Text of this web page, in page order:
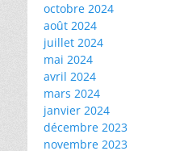
octobre 2024
août 2024
juillet 2024
mai 2024
avril 2024
mars 2024
janvier 2024
décembre 2023
novembre 2023